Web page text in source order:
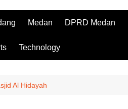
Medan DPRD Medan
Technology
Al Hidayah